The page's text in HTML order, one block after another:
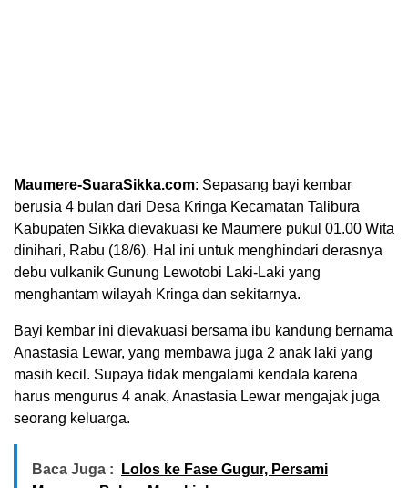
Maumere-SuaraSikka.com: Sepasang bayi kembar
berusia 4 bulan dari Desa Kringa Kecamatan Talibura
Kabupaten Sikka dievakuasi ke Maumere pukul 01.00 Wita
dinihari, Rabu (18/6). Hal ini untuk menghindari derasnya
debu vulkanik Gunung Lewotobi Laki-Laki yang
menghantam wilayah Kringa dan sekitarnya.
Bayi kembar ini dievakuasi bersama ibu kandung bernama
Anastasia Lewar, yang membawa juga 2 anak laki yang
masih kecil. Supaya tidak mengalami kendala karena
harus mengurus 4 anak, Anastasia Lewar mengajak juga
seorang keluarga.
Baca Juga :
Lolos ke Fase Gugur, Persami